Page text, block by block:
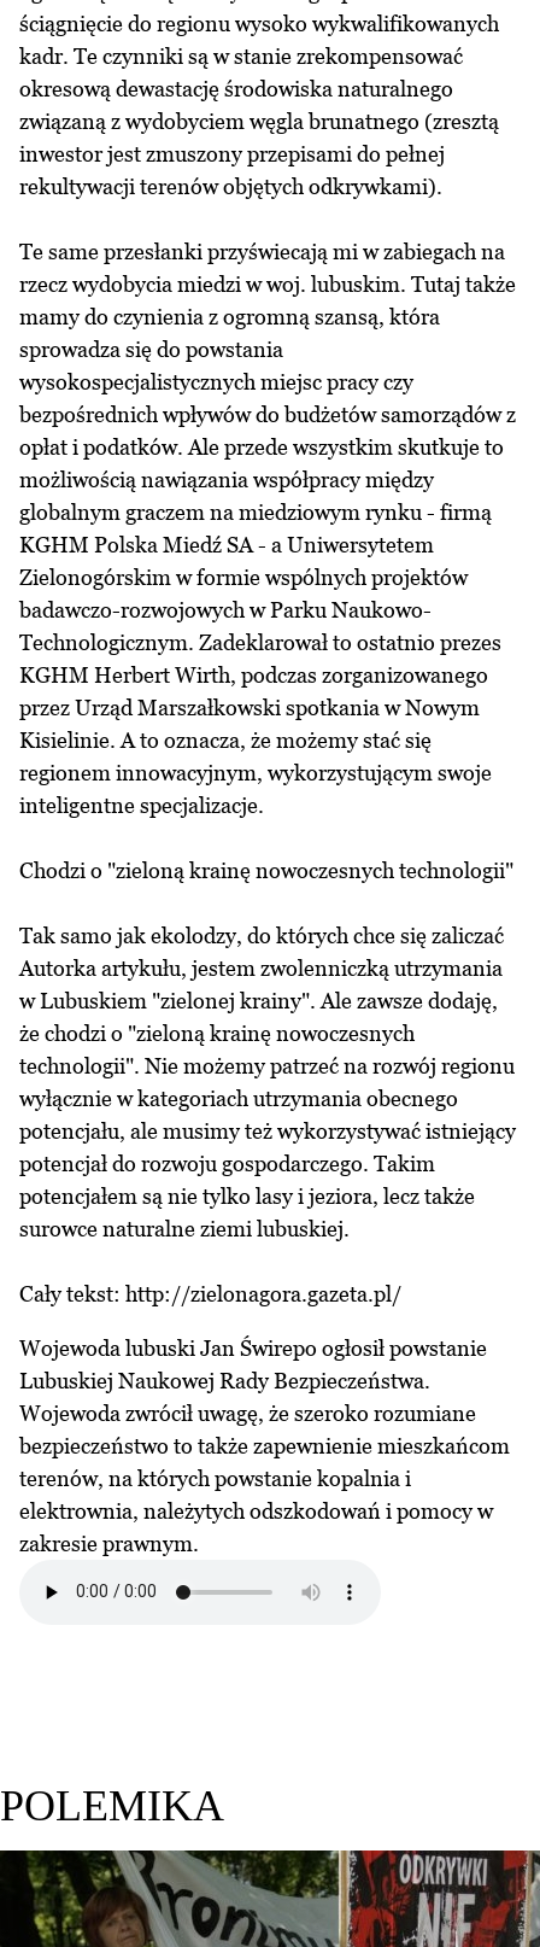
ściągnięcie do regionu wysoko wykwalifikowanych
kadr. Te czynniki są w stanie zrekompensować
okresową dewastację środowiska naturalnego
związaną z wydobyciem węgla brunatnego (zresztą
inwestor jest zmuszony przepisami do pełnej
rekultywacji terenów objętych odkrywkami).
Te same przesłanki przyświecają mi w zabiegach na
rzecz wydobycia miedzi w woj. lubuskim. Tutaj także
mamy do czynienia z ogromną szansą, która
sprowadza się do powstania
wysokospecjalistycznych miejsc pracy czy
bezpośrednich wpływów do budżetów samorządów z
opłat i podatków. Ale przede wszystkim skutkuje to
możliwością nawiązania współpracy między
globalnym graczem na miedziowym rynku - firmą
KGHM Polska Miedź SA - a Uniwersytetem
Zielonogórskim w formie wspólnych projektów
badawczo-rozwojowych w Parku Naukowo-
Technologicznym. Zadeklarował to ostatnio prezes
KGHM Herbert Wirth, podczas zorganizowanego
przez Urząd Marszałkowski spotkania w Nowym
Kisielinie. A to oznacza, że możemy stać się
regionem innowacyjnym, wykorzystującym swoje
inteligentne specjalizacje.
Chodzi o "zieloną krainę nowoczesnych technologii"
Tak samo jak ekolodzy, do których chce się zaliczać
Autorka artykułu, jestem zwolenniczką utrzymania
w Lubuskiem "zielonej krainy". Ale zawsze dodaję,
że chodzi o "zieloną krainę nowoczesnych
technologii". Nie możemy patrzeć na rozwój regionu
wyłącznie w kategoriach utrzymania obecnego
potencjału, ale musimy też wykorzystywać istniejący
potencjał do rozwoju gospodarczego. Takim
potencjałem są nie tylko lasy i jeziora, lecz także
surowce naturalne ziemi lubuskiej.
Cały tekst: http://zielonagora.gazeta.pl/
Wojewoda lubuski Jan Świrepo ogłosił powstanie
Lubuskiej Naukowej Rady Bezpieczeństwa.
Wojewoda zwrócił uwagę, że szeroko rozumiane
bezpieczeństwo to także zapewnienie mieszkańcom
terenów, na których powstanie kopalnia i
elektrownia, należytych odszkodowań i pomocy w
zakresie prawnym.
POLEMIKA